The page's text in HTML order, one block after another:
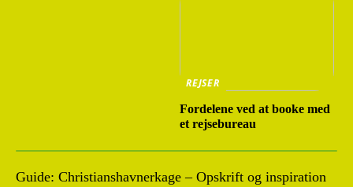
REJSER
Fordelene ved at booke med
et rejsebureau
Guide: Christianshavnerkage – Opskrift og inspiration